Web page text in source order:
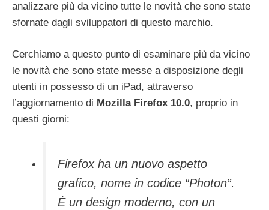
analizzare più da vicino tutte le novità che sono state
sfornate dagli sviluppatori di questo marchio.
Cerchiamo a questo punto di esaminare più da vicino
le novità che sono state messe a disposizione degli
utenti in possesso di un iPad, attraverso
l’aggiornamento di Mozilla Firefox 10.0, proprio in
questi giorni:
Firefox ha un nuovo aspetto
grafico, nome in codice “Photon”.
È un design moderno, con un